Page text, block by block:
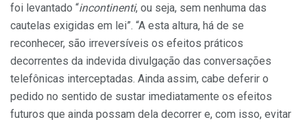
foi levantado “incontinenti, ou seja, sem nenhuma das
cautelas exigidas em lei”. “A esta altura, há de se
reconhecer, são irreversíveis os efeitos práticos
decorrentes da indevida divulgação das conversações
telefônicas interceptadas. Ainda assim, cabe deferir o
pedido no sentido de sustar imediatamente os efeitos
futuros que ainda possam dela decorrer e, com isso, evitar